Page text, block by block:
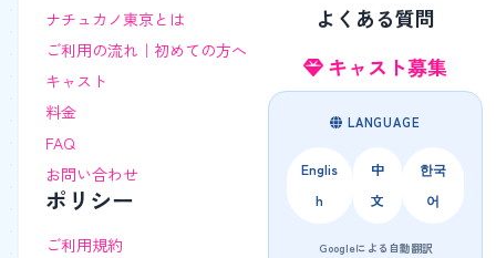
よくある質問
キャスト募集
LANGUAGE
Englis
h
中
文
한국
어
Googleによる自動翻訳
ナチュカノ東京とは
ご利用の流れ｜初めての方へ
キャスト
料金
FAQ
お問い合わせ
ポリシー
ご利用規約